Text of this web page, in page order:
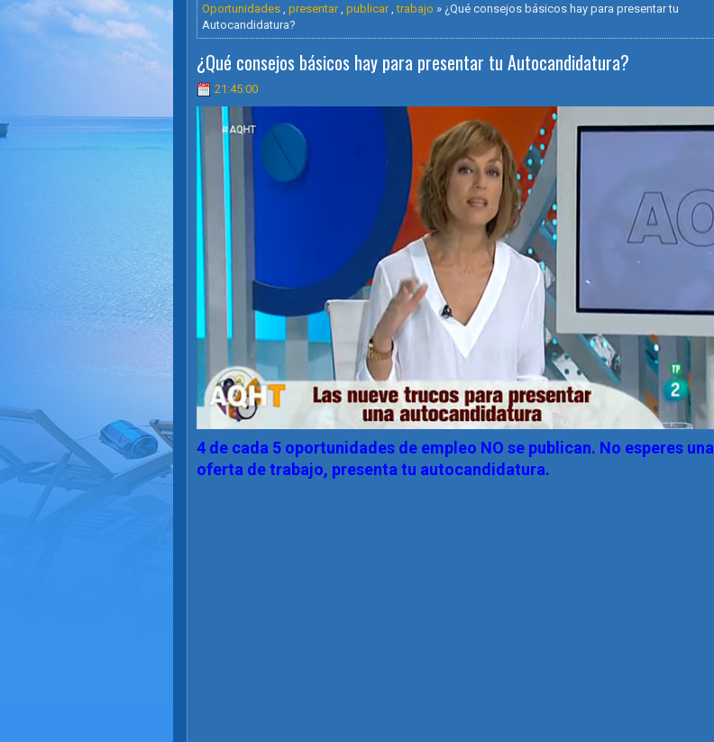
Oportunidades , presentar, publicar,trabajo » ¿Qué consejos básicos hay para presentar tu
Autocandidatura?
¿Qué consejos básicos hay para presentar tu Autocandidatura?
21:45:00
4 de cada 5 oportunidades de empleo NO se publican. No esperes una
oferta de trabajo, presenta tu autocandidatura.